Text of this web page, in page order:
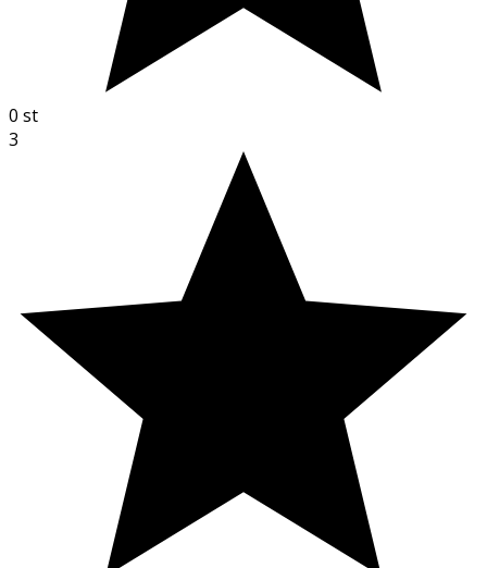
0 st
3